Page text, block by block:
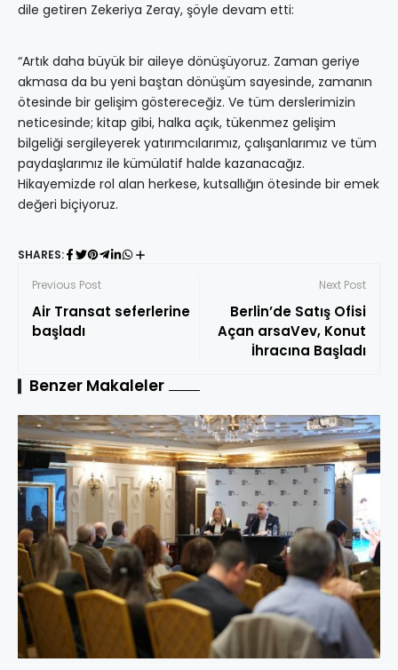
dile getiren Zekeriya Zeray, şöyle devam etti:
“Artık daha büyük bir aileye dönüşüyoruz. Zaman geriye
akmasa da bu yeni baştan dönüşüm sayesinde, zamanın
ötesinde bir gelişim göstereceğiz. Ve tüm derslerimizin
neticesinde; kitap gibi, halka açık, tükenmez gelişim
bilgeliği sergileyerek yatırımcılarımız, çalışanlarımız ve tüm
paydaşlarımız ile kümülatif halde kazanacağız.
Hikayemizde rol alan herkese, kutsallığın ötesinde bir emek
değeri biçiyoruz.
SHARES:
Previous Post
Air Transat seferlerine
başladı
Next Post
Berlin’de Satış Ofisi
Açan arsaVev, Konut
İhracına Başladı
Benzer Makaleler